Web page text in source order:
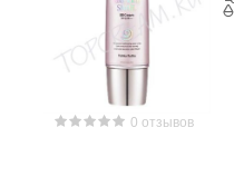
0 отзывов